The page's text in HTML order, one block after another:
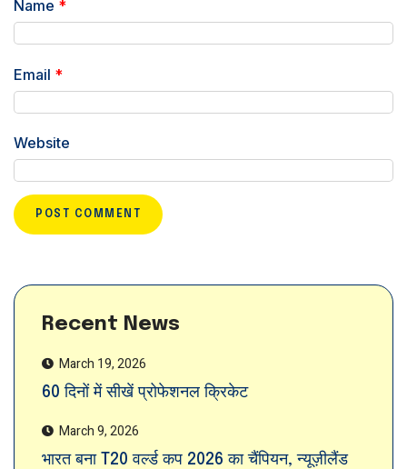
Name *
Email *
Website
Recent News
March 19, 2026
60 दिनों में सीखें प्रोफेशनल क्रिकेट
March 9, 2026
भारत बना T20 वर्ल्ड कप 2026 का चैंपियन, न्यूज़ीलैंड